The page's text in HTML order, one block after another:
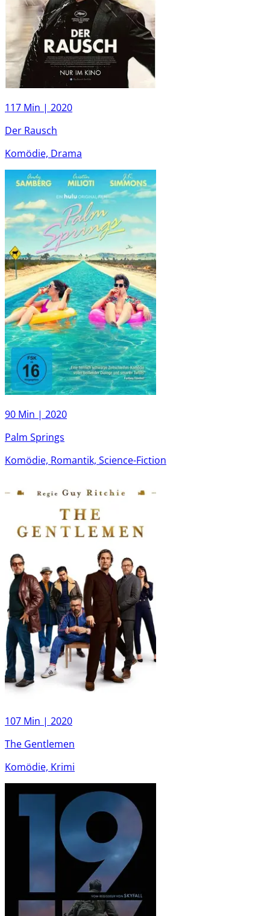
117 Min | 2020
Der Rausch
Komödie, Drama
90 Min | 2020
Palm Springs
Komödie, Romantik, Science-Fiction
107 Min | 2020
The Gentlemen
Komödie, Krimi